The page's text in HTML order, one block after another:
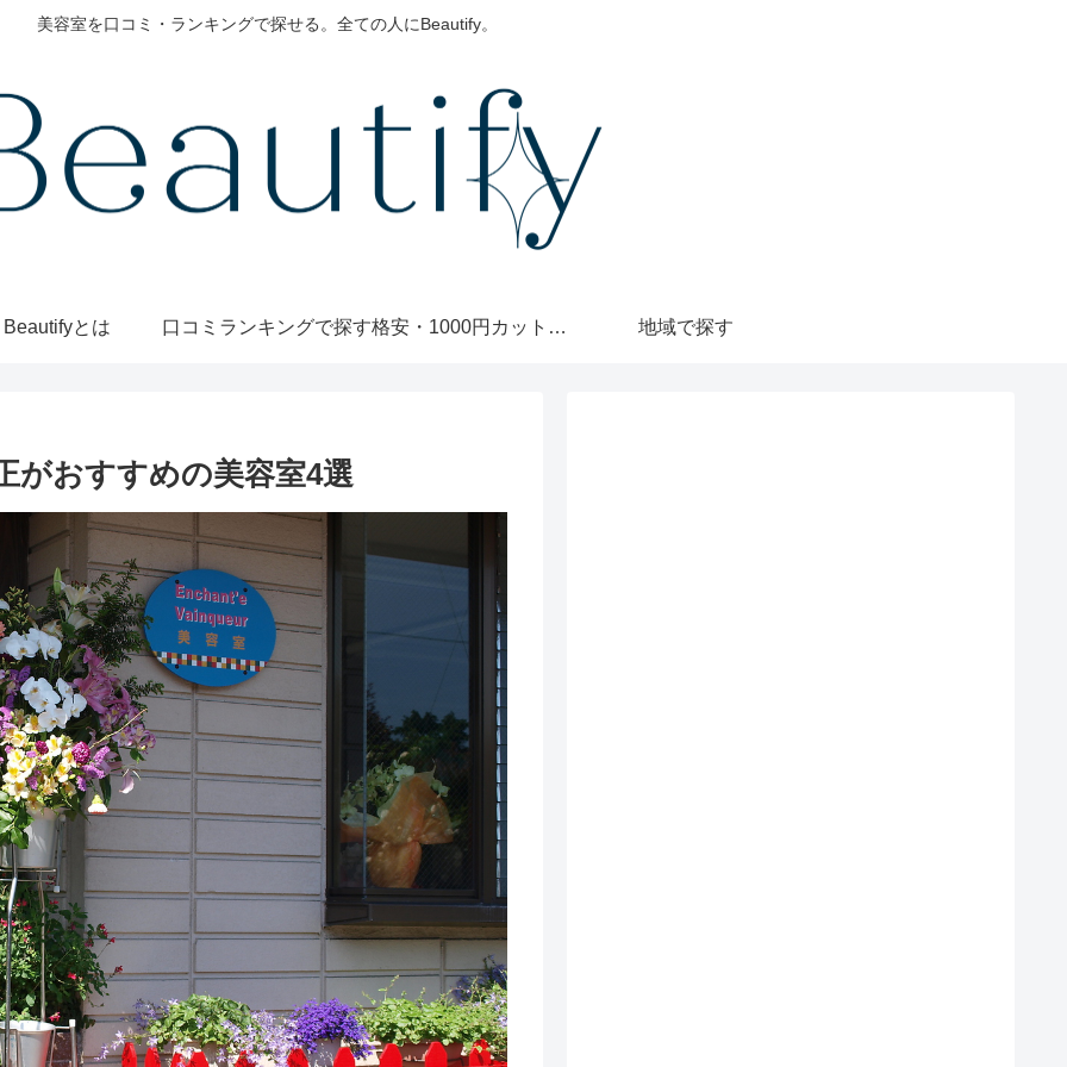
美容室を口コミ・ランキングで探せる。全ての人にBeautify。
Beautifyとは 口コミランキングで探す 格安・1000円カットで探す 地域で探す
がおすすめの美容室4選